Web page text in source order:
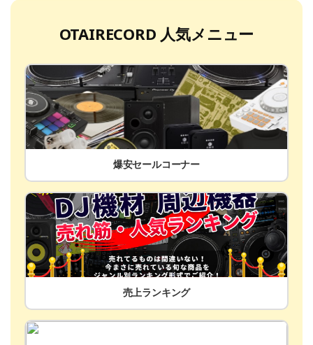
OTAIRECORD 人気メニュー
爆安セールコーナー
売上ランキング